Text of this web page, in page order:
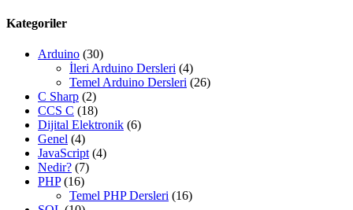
Kategoriler
Arduino (30)
İleri Arduino Dersleri (4)
Temel Arduino Dersleri (26)
C Sharp (2)
CCS C (18)
Dijital Elektronik (6)
Genel (4)
JavaScript (4)
Nedir? (7)
PHP(16)
Temel PHP Dersleri (16)